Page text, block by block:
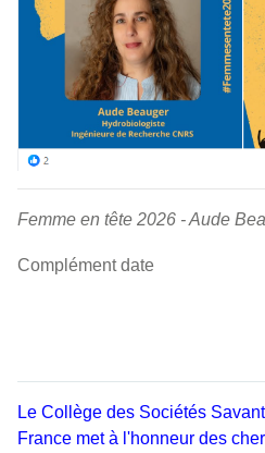
Femme en tête 2026 - Aude
Complément date
Le Collège des Sociétés
France met à l'honneur des